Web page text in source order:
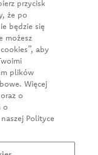
przycisk
że po
będzie się
możesz
aby
plików
Więcej
o
o
Polityce